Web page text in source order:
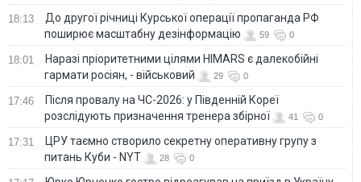
18:13
До другої річниці Курської операції пропаганда РФ
поширює масштабну дезінформацію
59 0
18:01
Наразі пріоритетними цілями HIMARS є далекобійні
гармати росіян, - військовий
29 0
17:46
Після провалу на ЧС-2026: у Південній Кореї
розслідують призначення тренера збірної
41 0
17:31
ЦРУ таємно створило секретну оперативну групу з
питань Куби - NYT
28 0